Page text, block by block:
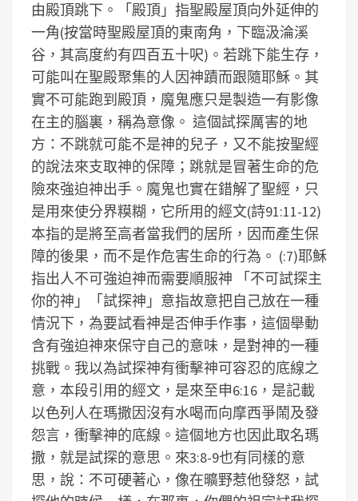
由殿頂跳下。「殿頂」指聖殿屋頂向外延伸的
一角(按當時聖殿屋頂的東南角，下臨汲淪溪
谷，其高度約有四百五十呎)。若跳下能生存，
可能叫在聖殿聚集的人因神蹟而跟隨耶穌。其
實不可能跑到殿頂，魔鬼應只是製造一有影像
在主的腦裏，稱為意像。 這個試探厲害的地
方：不跳就可能不是神的兒子，又不能按聖經
的說法來支取神的保障；跳就是冒著生命的危
險來強迫神出手。魔鬼也實在錯解了聖經，只
是用來使分界糢糊，它所用的經文(詩91:11-12)
本指的是將至高者當我們的居所，因而產生保
障的後果，而不是作危害生命的行為。 (:7)耶穌
指出人不可強迫神而需要順服神 「不可試探主
你的神」「試探神」意指故意把自己放在一種
情況下，為要試看神是否伸手作事，這個舉動
含有強迫神來保守自己的意味，是對神的一種
挑戰。我以為試探神有衝擊神可容忍的底線之
意，本段引用的經文，是來至申6:16，是記載
以色列人在瑪撒因沒有水喝而向摩西爭鬧及發
怨言，衝擊神的底線。這個地方也因此取名瑪
撒，就是試探的意思。來3:8-9也有同樣的意
思，說：不可硬著心，像在曠野惹他發怒，試